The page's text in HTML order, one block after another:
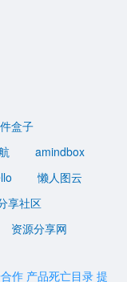
盒子
amindbox
懒人图云
享社区
资源分享网
作 产品死亡目录 提